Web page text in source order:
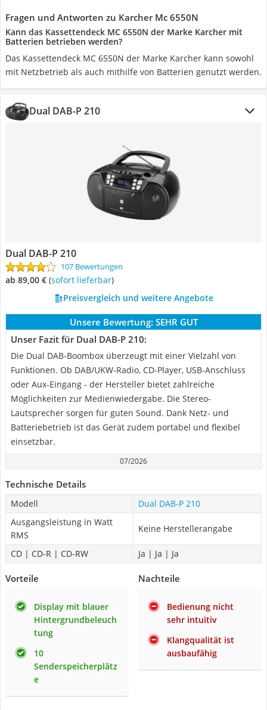
Fragen und Antworten zu Karcher Mc 6550N
Kann das Kassettendeck MC 6550N der Marke Karcher mit
Batterien betrieben werden?
Das Kassettendeck MC 6550N der Marke Karcher kann sowohl
mit Netzbetrieb als auch mithilfe von Batterien genutzt werden.
Dual DAB-P 210
Dual DAB-P 210
107 Bewertungen
ab 89,00 € ( Sofort lieferbar)
Preisvergleich und weitere Angebote
Unsere Bewertung: SEHR GUT
Unser Fazit für Dual DAB-P 210:
Die Dual DAB-Boombox überzeugt mit einer Vielzahl von
Funktionen. Ob DAB/UKW-Radio, CD-Player, USB-Anschluss
oder Aux-Eingang - der Hersteller bietet zahlreiche
Möglichkeiten zur Medienwiedergabe. Die Stereo-
Lautsprecher sorgen für guten Sound. Dank Netz- und
Batteriebetrieb ist das Gerät zudem portabel und flexibel
einsetzbar.
07/2026
Technische Details
Modell
Dual DAB-P 210
Ausgangsleistung in Watt
RMS
Keine Herstellerangabe
CD | CD-R | CD-RW Ja | Ja | Ja
Vorteile
Display mit blauer
Hintergrundbeleuch
tung
10
Senderspeicherplätz
e
Nachteile
Bedienung nicht
sehr intuitiv
Klangqualität ist
ausbaufähig